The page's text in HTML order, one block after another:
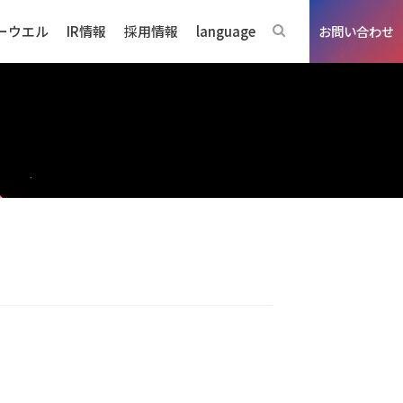
ウエル IR情報 採用情報 language お問い合わせ